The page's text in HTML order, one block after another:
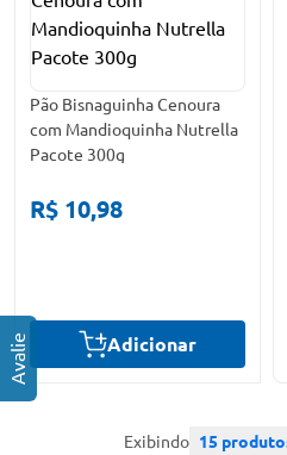
Pão Bisnaguinha Cenoura
com Mandioquinha Nutrella
Pacote 300g
R$ 10,98
Adicionar
Exibindo 15